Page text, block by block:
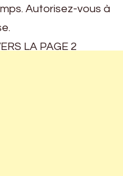
Autorisez-vous à
LA PAGE 2